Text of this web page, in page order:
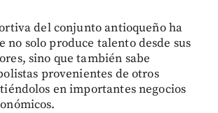
del conjunto antioqueño ha
no solo produce talento desde sus
sino que también sabe
provenientes de otros
en importantes negocios